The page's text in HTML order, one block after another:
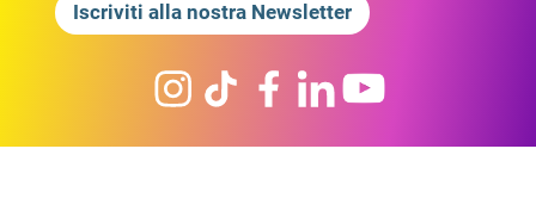
Iscriviti alla nostra Newsletter